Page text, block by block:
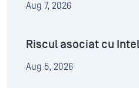
Aug 7, 2026
Riscul asociat cu
Aug 5, 2026